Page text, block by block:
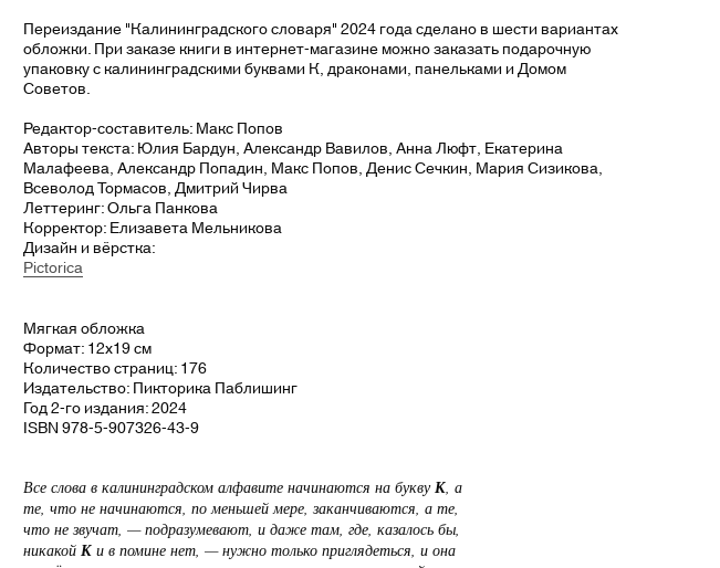
Переиздание "Калининградского словаря" 2024 года сделано в шести вариантах
обложки. При заказе книги в интернет-магазине можно заказать подарочную
упаковку с калининградскими буквами К, драконами, панельками и Домом
Советов.
Редактор-составитель: Макс Попов
Авторы текста: Юлия Бардун, Александр Вавилов, Анна Люфт, Екатерина
Малафеева, Александр Попадин, Макс Попов, Денис Сечкин, Мария Сизикова,
Всеволод Тормасов, Дмитрий Чирва
Леттеринг: Ольга Панкова
Корректор: Елизавета Мельникова
Дизайн и вёрстка:
Pictorica
Мягкая обложка
Формат: 12х19 см
Количество страниц: 176
Издательство: Пикторика Паблишинг
Год 2-го издания: 2024
ISBN 978-5-907326-43-9
Все слова в калининградском алфавите начинаются на буквуК , а
те, что не начинаются, по меньшей мере, заканчиваются, а те,
что не звучат, — подразумевают, и даже там, где, казалось бы,
никакой К и в помине нет, — нужно только приглядеться, и она